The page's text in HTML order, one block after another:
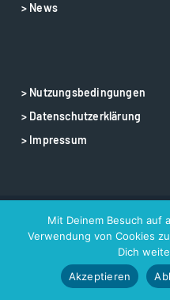
> News
> Nutzungsbedingungen
> Datenschutzerklärung
> Impressum
© 2025 airtango – airtango is a
Mit Deinem Besuch auf
Verwendung von Cookies
Dich
Akzeptieren